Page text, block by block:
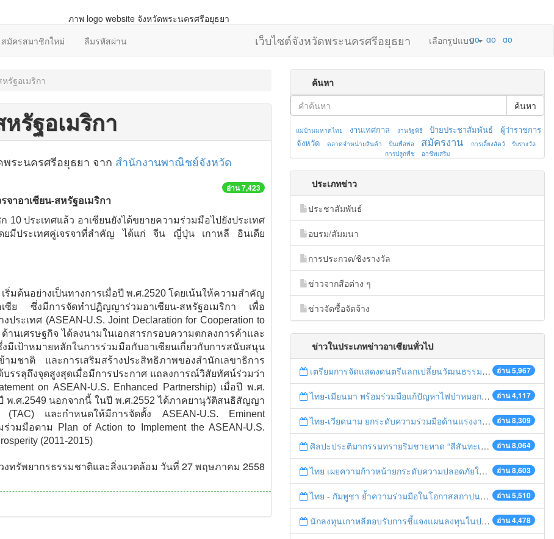
สมัครสมาชิกใหม่ ลืมรหัสผ่าน เว็บไซต์จังหวัดพระนครศรีอยุธยา เลือกรูปแบบ
รัฐอเมริกา
รัฐอเมริกา
ระนครศรีอยุธยา จาก สำนักงานพาณิชย์จังหวัด
อ่าน 7,423
รจาอาเซียน-สหรัฐอเมริกา
ประเทศแล้ว อาเซียนยังได้ขยายความร่วมมือไปยังประเทศ
ยมีประเทศคู่เจรจาที่สำคัญ ได้แก่ จีน ญี่ปุ่น เกาหลี อินเดีย
ต้นอย่างเป็นทางการเมื่อปี พ.ศ.2520 โดยเน้นให้ความสำคัญ
เซีย ซึ่งมีการจัดทำปฏิญญาร่วมอาเซียน-สหรัฐอเมริกา เพื่อ
ระเทศ (ASEAN-U.S. Joint Declaration for Cooperation to
ด้านเศรษฐกิจ ได้ลงนามในเอกสารกรอบความตกลงการค้าและ
เป้าหมายหลักในการร่วมมือกับอาเซียนเกี่ยวกับการสนับสนุน
ชาติ และการเสริมสร้างประสิทธิภาพของสำนักเลขาธิการ
รรลุถึงจุดสูงสุดเมื่อมีการประกาศ แถลงการณ์วิสัยทัศน์ร่วมว่า
on ASEAN-U.S. Enhanced Partnership) เมื่อปี พ.ศ.
พ.ศ.2549 นอกจากนี้ ในปี พ.ศ.2552 ได้ภาคยานุวัติสนธิสัญญา
(TAC) และกำหนดให้มีการจัดตั้ง ASEAN-U.S. Eminent
วมมือตาม Plan of Action to Implement the ASEAN-U.S.
(2011-2015)
งทรัพยากรธรรมชาติและสิ่งแวดล้อม วันที่ 27 พฤษภาคม 2558
ค้นหา
ค้นหา
แม่บ้านมหาดไทย งานเทศกาล งานรัฐพิธี ป้ายประชาสัมพันธ์
ผู้ว่าราชการ
จังหวัด
ตลาดจำหน่ายสินค้า ปั่นเพื่อพ่อ สมัครงาน การเลี้ยงสัตว์
รับรางวัล
การปลูกพืช
อาชีพเสริม
ประเภทข่าว
ประชาสัมพันธ์
อบรม/สัมมนา
การประกวด/ชิงรางวัล
ข่าวจากสือต่าง ๆ
ข่าวจัดซื้อจัดจ้าง
ข่าวในประเภทข่าวอาเซียนทั่วไป
อ่าน 5,967
เตรียมการจัดแสดงดนตรีแลกเปลี่ยนวัฒนธรรมไทย-บรูไนฯ "อาไล พาเพลิน”
อ่าน 4,117
ไทย-เมียนมา พร้อมร่วมมือแก้ปัญหาไฟป่าหมอกควัน เตรียมพร้อมเปิดช่องทางห้วยต้นนุ่นเป็นด่านถาวร
อ่าน 8,309
ไทย-เวียดนาม ยกระดับความร่วมมือด้านแรงงานระหว่างประเทศสู่การพัฒนาที่ยั่งยืน
อ่าน 8,064
ศิลปะประติมากรรมทรายริมชายหาด “สีสันทะเลชุมพร สู่อาเซียน”
อ่าน 8,603
ไทย เผยความก้าวหน้ายกระดับความปลอดภัยในการทำงานสู่มาตรฐานสากล
อ่าน 5,510
ไทย - กัมพูชา ย้ำความร่วมมือในโอกาสสถาปนาความสัมพันธ์ทางการทูตครบรอบ 65 ปี
อ่าน 4,478
นักลงทุนเกาหลีตอบรับการชี้แจงแผนลงทุนในประเทศไทย